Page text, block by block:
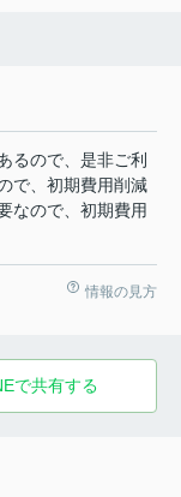
るので、是非ご利
で、初期費用削減
なので、初期費用
情報の見方
で共有する